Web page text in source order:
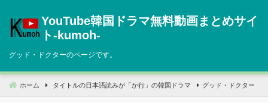
へ
動
YouTube韓国ドラマ無料動画まとめサイ
ト‐kumoh‐
グッド・ドクターのページです。
ホーム タイトルの日本語読みが「か行」の韓国ドラマ グッド・ドクター